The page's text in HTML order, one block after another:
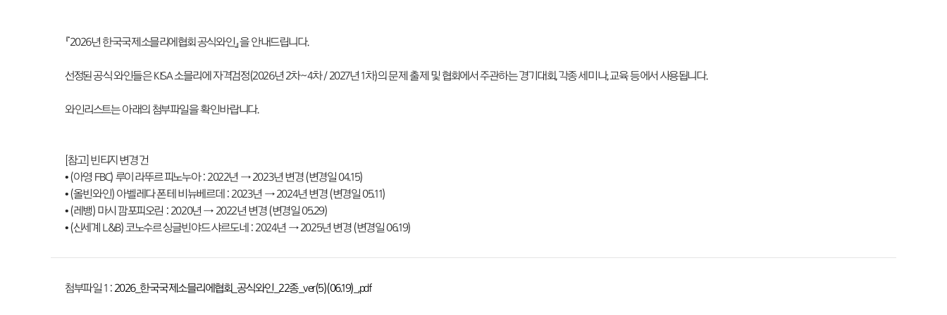
『2026년 한국국제소믈리에협회 공식와인』을 안내드립니다.
선정된 공식 와인들은 KISA 소믈리에 자격검정(2026년 2차~4차 / 2027년 1차)의 문제 출제 및 협회에서 주관하는 경기대회, 각종 세미나, 교육 등에서 사용됩니다.
와인리스트는 아래의 첨부파일을 확인바랍니다.
[참고] 빈티지 변경 건
• (아영 FBC) 루이 라뚜르 피노누아 : 2022년 → 2023년 변경 (변경일 04.15)
• (올빈와인) 아벨레다 폰테 비뉴베르데 : 2023년 → 2024년 변경 (변경일 05.11)
• (레뱅) 마시 깜포피오린 : 2020년 → 2022년 변경 (변경일 05.29)
• (신세계 L&B) 코노수르 싱글빈야드 샤르도네 : 2024년 → 2025년 변경 (변경일 06.19)
첨부파일 1 : 2026_한국국제소믈리에협회_공식와인_22종_ver(5)(06.19)_.pdf